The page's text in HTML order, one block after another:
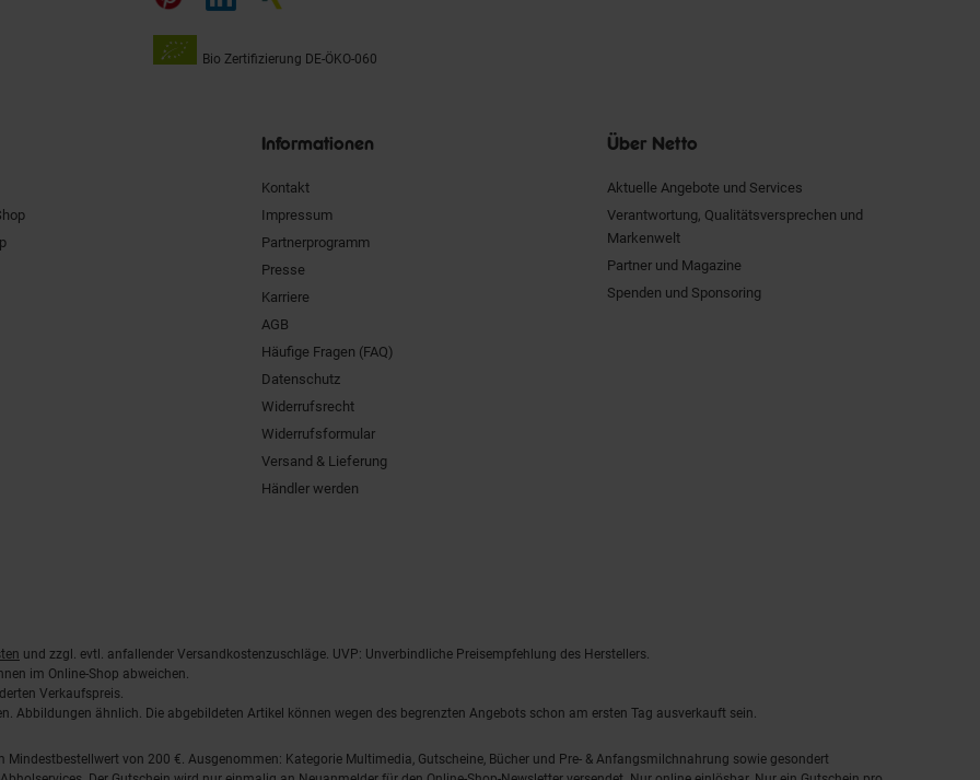
Bio Zertifizierung DE-ÖKO-060
Informationen
Kontakt
Impressum
Partnerprogramm
Presse
Karriere
AGB
Häufige Fragen (FAQ)
Datenschutz
Widerrufsrecht
Widerrufsformular
Versand & Lieferung
Händler werden
Über Netto
Aktuelle Angebote und Services
Verantwortung, Qualitätsversprechen und
Markenwelt
Partner und Magazine
Spenden und Sponsoring
und zzgl. evtl. anfallender Versandkostenzuschläge. UVP: Unverbindliche Preisempfehlung des Herstellers.
im Online-Shop abweichen.
Verkaufspreis.
Abbildungen ähnlich. Die abgebildeten Artikel können wegen des begrenzten Angebots schon am ersten Tag ausverkauft sein.
von 200 €. Ausgenommen: Kategorie Multimedia, Gutscheine, Bücher und Pre- & Anfangsmilchnahrung sowie gesondert